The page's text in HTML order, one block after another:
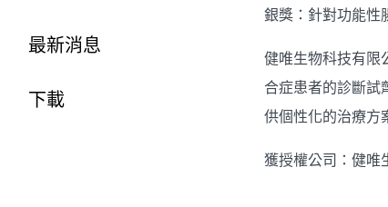
最新消息
下載
銀獎：針對功能
健唯生物科技有限
合症患者的診斷試
供個性化的治療方
獲授權公司：健唯